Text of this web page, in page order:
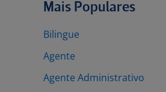
Mais Populares
Bilingue
Agente
Agente Administrativo